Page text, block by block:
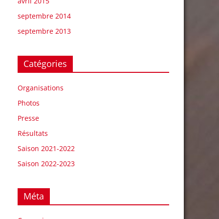
septembre 2014
septembre 2013
Catégories
Organisations
Photos
Presse
Résultats
Saison 2021-2022
Saison 2022-2023
Méta